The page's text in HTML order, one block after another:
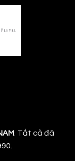
. Tất cả đã